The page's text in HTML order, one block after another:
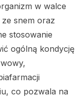
w walce
snem oraz
stosowanie
ogólną kondycję
co pozwala na